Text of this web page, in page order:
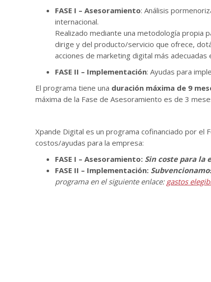
FASE I – Asesoramiento: Análisis
internacional.
Realizado mediante una metodología propia
dirige y del producto/servicio que ofrece,
acciones de marketing digital más
FASE II – Implementación: Ayudas para
El programa tiene una duración máxima de 9
máxima de la Fase de Asesoramiento es de 3
Xpande Digital es un programa cofinanciado por
costos/ayudas para la empresa:
FASE I – Asesoramiento: Sin coste para la
FASE II – Implementación:
programa en el siguiente enlace: gastos